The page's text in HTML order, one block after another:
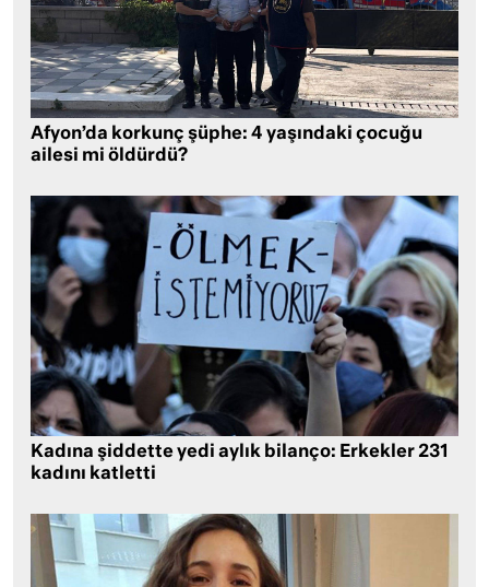
Afyon’da korkunç şüphe: 4 yaşındaki çocuğu
ailesi mi öldürdü?
Kadına şiddette yedi aylık bilanço: Erkekler 231
kadını katletti